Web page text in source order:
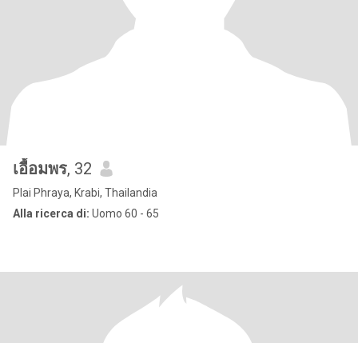
เอื้อมพร, 32
Plai Phraya, Krabi, Thailandia
Alla ricerca di: Uomo 60 - 65